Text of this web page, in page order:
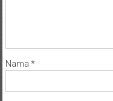
Nama *